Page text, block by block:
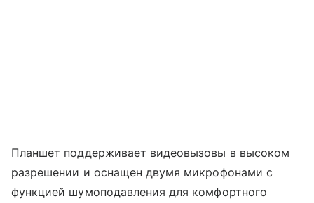
Планшет поддерживает видеовызовы в высоком
разрешении и оснащен двумя микрофонами с
функцией шумоподавления для комфортного